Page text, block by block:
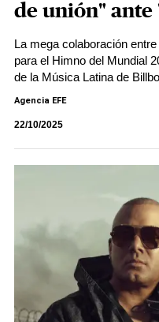
de unión" ante
La mega colaboración
para el Himno del Mundial
de la Música Latina de
Agencia EFE
22/10/2025